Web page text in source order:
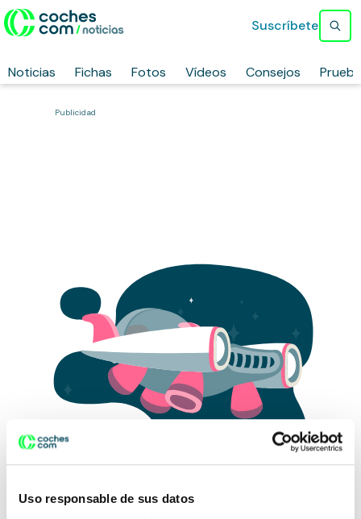
Uso responsable de sus datos
Noticias Fichas Fotos Vídeos Consejos
Suscríbete
Publicidad